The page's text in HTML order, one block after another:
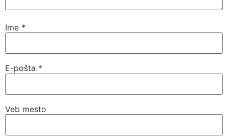
Ime *
E-pošta *
Veb mesto